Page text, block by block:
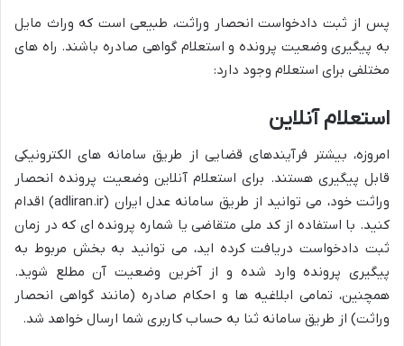
پس از ثبت دادخواست انحصار وراثت، طبیعی است که وراث مایل
به پیگیری وضعیت پرونده و استعلام گواهی صادره باشند. راه های
مختلفی برای استعلام وجود دارد:
استعلام آنلاین
امروزه، بیشتر فرآیندهای قضایی از طریق سامانه های الکترونیکی
قابل پیگیری هستند. برای استعلام آنلاین وضعیت پرونده انحصار
وراثت خود، می توانید از طریق سامانه عدل ایران (adliran.ir) اقدام
کنید. با استفاده از کد ملی متقاضی یا شماره پرونده ای که در زمان
ثبت دادخواست دریافت کرده اید، می توانید به بخش مربوط به
پیگیری پرونده وارد شده و از آخرین وضعیت آن مطلع شوید.
همچنین، تمامی ابلاغیه ها و احکام صادره (مانند گواهی انحصار
وراثت) از طریق سامانه ثنا به حساب کاربری شما ارسال خواهد شد.